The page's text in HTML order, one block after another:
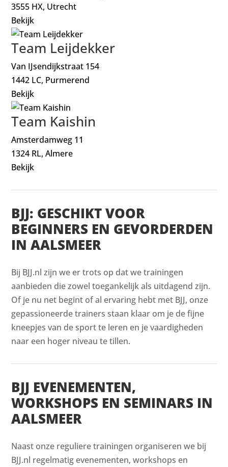
3555 HX, Utrecht
Bekijk
Team Leijdekker
Van IJsendijkstraat 154
1442 LC, Purmerend
Bekijk
Team Kaishin
Amsterdamweg 11
1324 RL, Almere
Bekijk
BJJ: GESCHIKT VOOR
BEGINNERS EN GEVORDERDEN
IN AALSMEER
Bij BJJ.nl zijn we er trots op dat we trainingen
aanbieden die zowel toegankelijk als uitdagend zijn.
Of je nu net begint of al ervaring hebt met BJJ, onze
gepassioneerde trainers staan klaar om je de fijne
kneepjes van de sport te leren en je vaardigheden
naar een hoger niveau te tillen.
BJJ EVENEMENTEN,
WORKSHOPS EN SEMINARS IN
AALSMEER
Naast onze reguliere trainingen organiseren we bij
BJJ.nl regelmatig evenementen, workshops en